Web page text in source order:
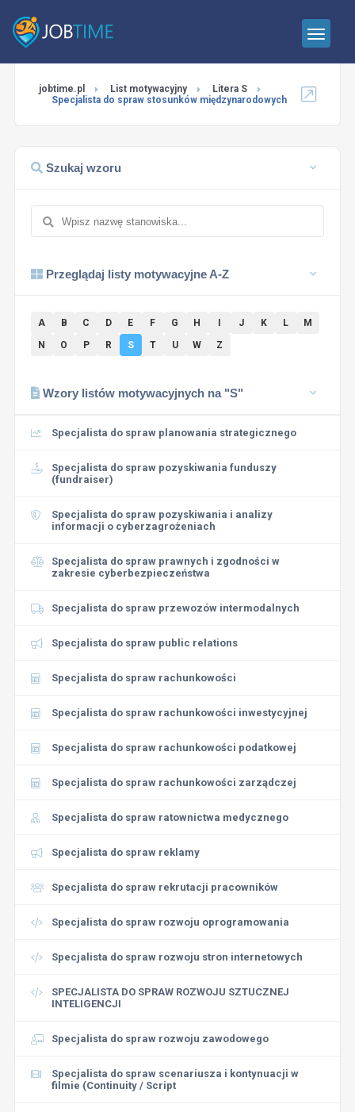
jobtime.pl List motywacyjny
Litera S
Specjalista do spraw stosunków międzynarodowych
Szukaj wzoru
Przeglądaj listy motywacyjne A-Z
A B C D E F G H J K L
M
N
O P R S T U W Z
Wzory listów motywacyjnych na "S"
Specjalista do spraw planowania strategicznego
Specjalista do spraw pozyskiwania funduszy
(fundraiser)
Specjalista do spraw pozyskiwania i analizy
informacji o cyberzagrożeniach
Specjalista do spraw prawnych i zgodności w
zakresie cyberbezpieczeństwa
Specjalista do spraw przewozów intermodalnych
Specjalista do spraw public relations
Specjalista do spraw rachunkowości
Specjalista do spraw rachunkowości inwestycyjnej
Specjalista do spraw rachunkowości podatkowej
Specjalista do spraw rachunkowości zarządczej
Specjalista do spraw ratownictwa medycznego
Specjalista do spraw reklamy
Specjalista do spraw rekrutacji pracowników
Specjalista do spraw rozwoju oprogramowania
Specjalista do spraw rozwoju stron internetowych
SPECJALISTA DO SPRAW ROZWOJU SZTUCZNEJ
INTELIGENCJI
Specjalista do spraw rozwoju zawodowego
Specjalista do spraw scenariusza i kontynuacji w
filmie (Continuity / Script